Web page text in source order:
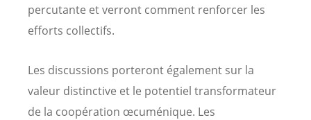
percutante et verront comment renforcer les
efforts collectifs.
Les discussions porteront également sur la
valeur distinctive et le potentiel transformateur
de la coopération œcuménique. Les